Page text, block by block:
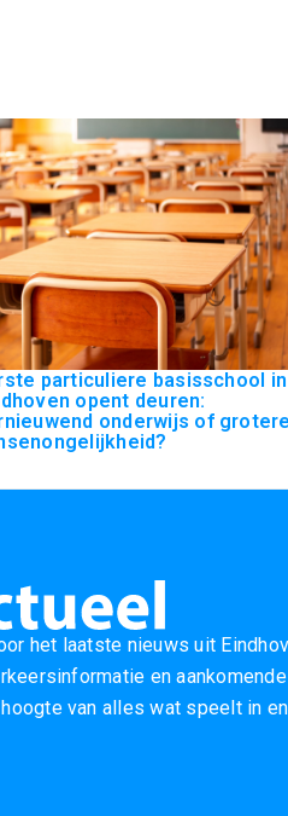
particuliere basisschool in
opent deuren:
onderwijs of grotere
het laatste nieuws uit
en aankomende
van alles wat speelt in